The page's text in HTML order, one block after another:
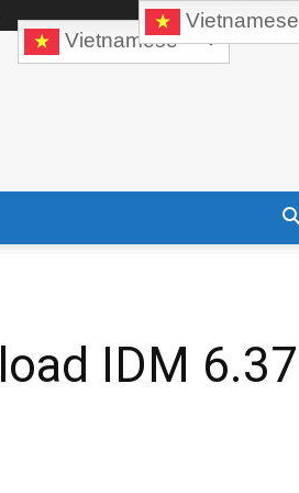
Vietnamese
IDM 6.37
Vietnamese